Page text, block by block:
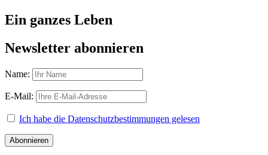
Ein ganzes Leben
Newsletter abonnieren
Name:
E-Mail:
Ich habe die Datenschutzbestimmungen gelesen